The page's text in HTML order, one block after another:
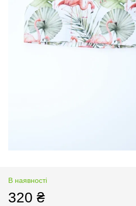
В наявності
320 ₴